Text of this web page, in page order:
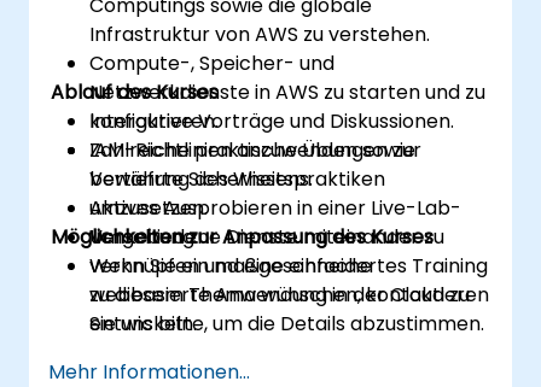
Infrastruktur von AWS zu verstehen.
Compute-, Speicher- und
Netzwerkdienste in AWS zu starten und zu
konfigurieren.
IAM-Richtlinien anzuwenden sowie
bewährte Sicherheitspraktiken
umzusetzen.
Verschiedene Dienste miteinander zu
verknüpfen und eine einfache
webbasierte Anwendung in der Cloud zu
entwickeln.
Ablauf des Kurses
Interaktive Vorträge und Diskussionen.
Zahlreiche praktische Übungen zur
Vertiefung des Wissens.
Aktives Ausprobieren in einer Live-Lab-
Umgebung.
Möglichkeiten zur Anpassung des Kurses
Wenn Sie ein maßgeschneidertes Training
zu diesem Thema wünschen, kontaktieren
Sie uns bitte, um die Details abzustimmen.
Mehr Informationen...